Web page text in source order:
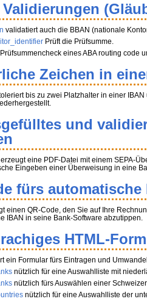
Validierungen
validatiert auch die BBAN (nationale
Prüft die Prüfsumme.
eines ABA routing code
Zeichen in
bis zu zwei Platzhalter in einer
und
eine PDF-Datei mit einem SEPA-
Eingeben einer Überweisung in eine
fürs
einen QR-Code, den Sie auf Ihre
IBAN in seine Bank-Software abzutippen.
HTML-
ein Formular fürs Eintragen und
nützlich für eine Auswahlliste mit
nützlich fürs Auswählen einer
nützlich für eine Auswahlliste der